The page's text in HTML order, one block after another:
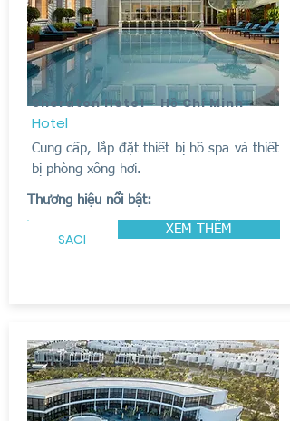
Sheraton Hotel - Hồ Chí Minh
Hotel
Cung cấp, lắp đặt thiết bị hồ spa và thiết
bị phòng xông hơi.
Thương hiệu nổi bật:
SACI
XEM THÊM